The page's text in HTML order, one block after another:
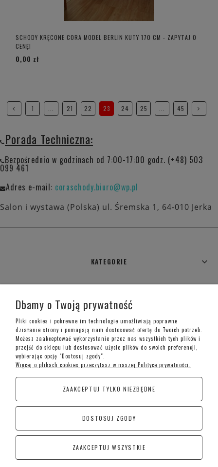
SCHODY KRĘCONE CORA MODEL BERLIN KUTY 170 CM - ZAPYTAJ O
CENĘ!
0,00 zł
1 21 22 23 24 25 45
Porada Techniczna:
Bezpośrednio w godzinach od 7:00-17:00 godz. (+48) 503
099 461
Adres e-mail: coraschody.biuro@wp.pl
Salon i wystawa (Polska) ul. Śremska 1, 64-010 Jerka
KATEGORIE
MOJE KONTO
INFORMACJE O SKLEPIE
Telefon kontaktowy –+48 697 733 970
Poniedziałek-Piątek: 09:00 - 19:00,
Sobota: 09:00-15:00
CoraSchody – Schody | Poręcze i Balustrady
Kościan
Śremska 1, 64-010 Jerka
Dbamy o Twoją prywatność
Pliki cookies i pokrewne im technologie umożliwiają poprawne
działanie strony i pomagają nam dostosować ofertę do Twoich potrzeb.
Możesz zaakceptować wykorzystanie przez nas wszystkich tych plików i
przejść do sklepu lub dostosować użycie plików do swoich preferencji,
wybierając opcję "Dostosuj zgody".
Więcej o plikach cookies przeczytasz w naszej Polityce prywatności.
ZAAKCEPTUJ TYLKO NIEZBĘDNE
DOSTOSUJ ZGODY
ZAAKCEPTUJ WSZYSTKIE